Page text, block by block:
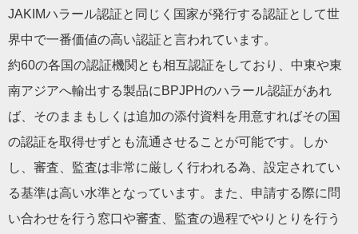
JAKIMハラール認証と同じく国家が発行する認証として世
界中で一番価値の高い認証と言われています。
約60の各国の認証機関とも相互認証をしており、中東や東
南アジアへ輸出する製品にBPJPHのハラール認証があれ
ば、そのままもしくは追加の添付資料を用意すればその国
の認証を取得せずとも流通させることが可能です。しか
し、審査、監査は非常に厳しく行われる為、設定されてい
る基準は高い水準となっています。また、申請する際に問
い合わせを行う窓口や審査、監査の過程でやりとりを行う